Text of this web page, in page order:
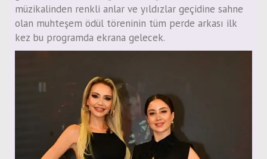
müzikalinden renkli anlar ve yıldızlar geçidine sahne
olan muhteşem ödül töreninin tüm perde arkası ilk
kez bu programda ekrana gelecek.